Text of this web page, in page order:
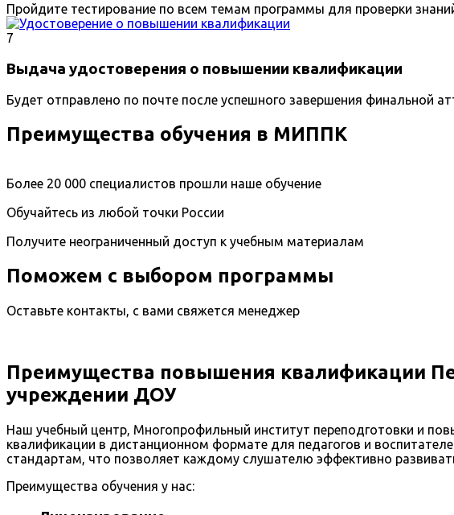
Пройдите тестирование по всем темам программы для проверки
7
Выдача удостоверения о повышении квалификации
Будет отправлено по почте после успешного завершения финальной
Преимущества обучения в МИППК
Более 20 000 специалистов прошли наше обучение
Обучайтесь из любой точки России
Получите неограниченный доступ к учебным материалам
Поможем с выбором программы
Оставьте контакты, с вами свяжется менеджер
Преимущества повышения квалификации
учреждении ДОУ
Наш учебный центр, Многопрофильный институт переподготовки и
квалификации в дистанционном формате для педагогов и
стандартам, что позволяет каждому слушателю эффективно
Преимущества обучения у нас: